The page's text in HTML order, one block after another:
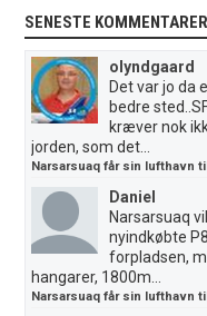
SENESTE KOMMENTARER
olyndgaard
Det var jo da
bedre
kræver nok
jorden, som det...
Narsarsuaq får sin lufthavn
Daniel
Narsarsuaq
nyindkøbte
forpladsen,
hangarer, 1800m...
Narsarsuaq får sin lufthavn